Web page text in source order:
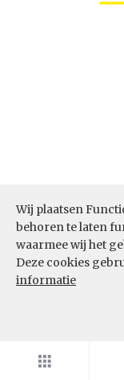
Wij plaatsen
behoren te laten
waarmee wij het
Deze cookies
informatie